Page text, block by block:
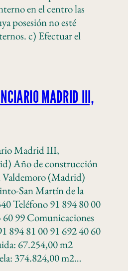
en el centro las
posesión no esté
c) Efectuar el
MADRID III,
Madrid III,
Año de construcción
Valdemoro (Madrid)
San Martín de la
Teléfono 91 894 80 00
99 Comunicaciones
894 81 00 91 692 40 60
67.254,00 m2
374.824,00 m2…